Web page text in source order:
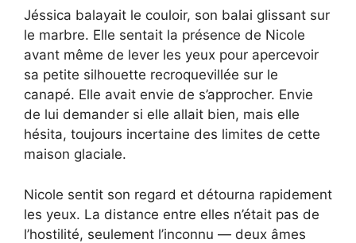
Jéssica balayait le couloir, son balai glissant sur
le marbre. Elle sentait la présence de Nicole
avant même de lever les yeux pour apercevoir
sa petite silhouette recroquevillée sur le
canapé. Elle avait envie de s’approcher. Envie
de lui demander si elle allait bien, mais elle
hésita, toujours incertaine des limites de cette
maison glaciale.
Nicole sentit son regard et détourna rapidement
les yeux. La distance entre elles n’était pas de
l’hostilité, seulement l’inconnu — deux âmes